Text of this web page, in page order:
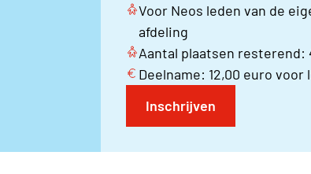
Voor Neos leden van de
afdeling
Aantal plaatsen resterend:
Deelname: 12,00 euro voor
Inschrijven